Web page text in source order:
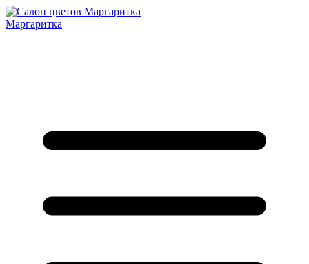
Маргаритка